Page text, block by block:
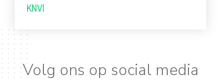
KNVI
Volg ons op social media